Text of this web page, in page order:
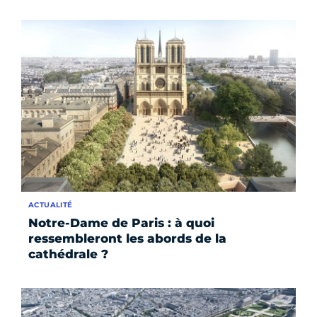
Notre-Dame de Paris : à quoi
ressembleront les abords de la
cathédrale ?
ACTUALITÉ